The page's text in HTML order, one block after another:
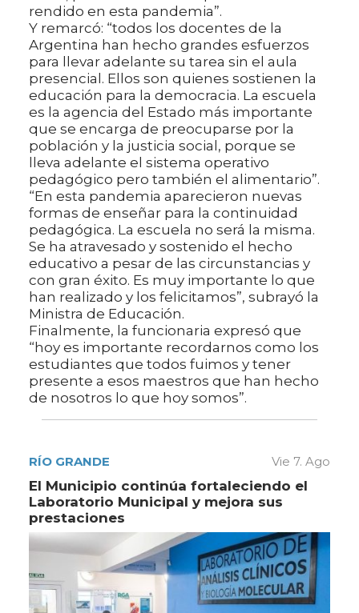
rendido en esta pandemia”.
Y remarcó: “todos los docentes de la
Argentina han hecho grandes esfuerzos
para llevar adelante su tarea sin el aula
presencial. Ellos son quienes sostienen la
educación para la democracia. La escuela
es la agencia del Estado más importante
que se encarga de preocuparse por la
población y la justicia social, porque se
lleva adelante el sistema operativo
pedagógico pero también el alimentario”.
“En esta pandemia aparecieron nuevas
formas de enseñar para la continuidad
pedagógica. La escuela no será la misma.
Se ha atravesado y sostenido el hecho
educativo a pesar de las circunstancias y
con gran éxito. Es muy importante lo que
han realizado y los felicitamos”, subrayó la
Ministra de Educación.
Finalmente, la funcionaria expresó que
“hoy es importante recordarnos como los
estudiantes que todos fuimos y tener
presente a esos maestros que han hecho
de nosotros lo que hoy somos”.
RÍO GRANDE Vie 7. Ago
El Municipio continúa fortaleciendo el
Laboratorio Municipal y mejora sus
prestaciones